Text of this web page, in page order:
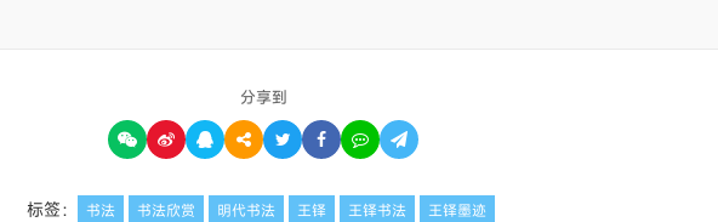
分享到
标签： 书法 书法欣赏 明代书法 王铎 王铎书法 王铎墨迹